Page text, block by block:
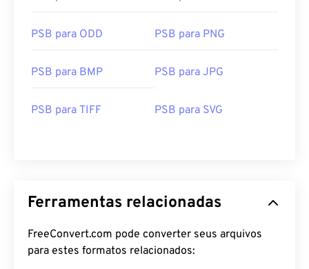
PSB para ODD PSB para PNG
PSB para BMP PSB para JPG
PSB para TIFF PSB para SVG
Ferramentas relacionadas
FreeConvert.com pode converter seus arquivos
para estes formatos relacionados: